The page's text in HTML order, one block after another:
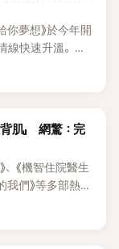
夢想》於今年開
線快速升溫。最
床戲橋段，讓
肌」 網驚：完
《機智住院醫生
我們》等多部熱門
受肯定，精緻